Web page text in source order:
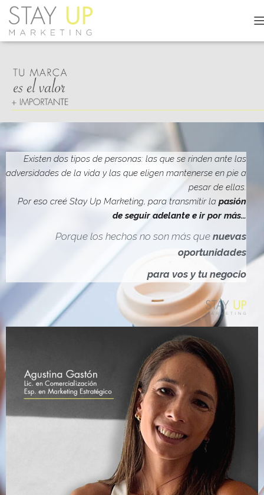
A
M
D
E
N
A
V
G
I
Ó
N
Existen dos tipos de personas: las que se rinden ante las
adversidades de la vida y las que eligen mantenerse en pie a
pesar de ellas.
Por eso creé Stay Up Marketing, para transmitir la pasión
de seguir adelante e ir por más…
Porque los hechos no son más que nuevas
oportunidades
para vos y tu negocio